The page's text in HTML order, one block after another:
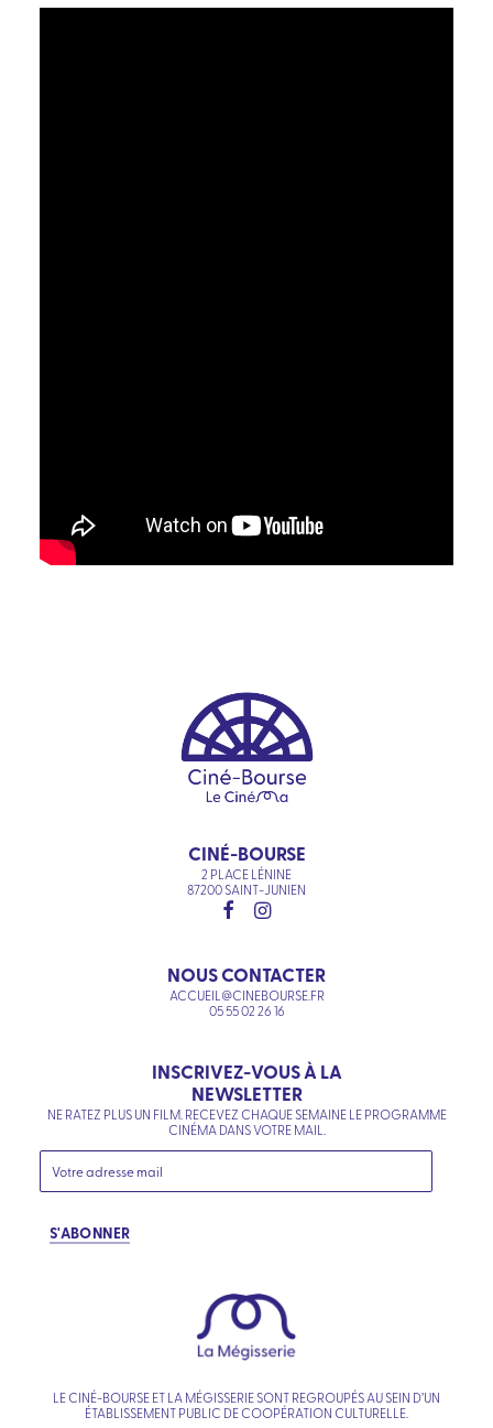
CINÉ-BOURSE
2 PLACE LÉNINE
87200 SAINT-JUNIEN
NOUS CONTACTER
ACCUEIL@CINEBOURSE.FR
05 55 02 26 16
INSCRIVEZ-VOUS À LA
NEWSLETTER
NE RATEZ PLUS UN FILM. RECEVEZ CHAQUE SEMAINE LE PROGRAMME
CINÉMA DANS VOTRE MAIL.
S'ABONNER
LE CINÉ-BOURSE ET LA MÉGISSERIE SONT REGROUPÉS AU SEIN D’UN
ÉTABLISSEMENT PUBLIC DE COOPÉRATION CULTURELLE.